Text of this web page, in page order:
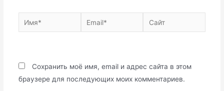
Имя* Email* Сайт
Сохранить моё имя, email и адрес сайта в этом
браузере для последующих моих комментариев.